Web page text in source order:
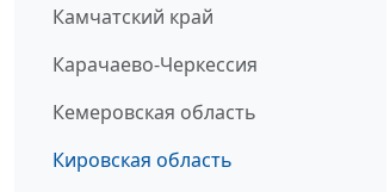
Камчатский край
Карачаево-Черкессия
Кемеровская область
Кировская область